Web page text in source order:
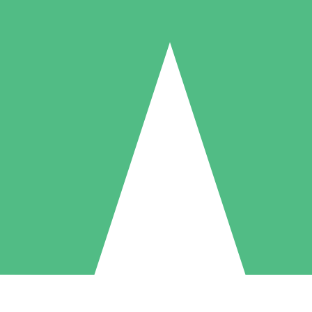
Individuella Kreditpaket
per användning med nedladdningskrediter. Inget månatligt åtagande
5 Nedladdningar
US$